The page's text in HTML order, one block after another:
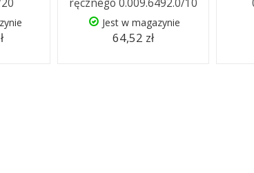
ręcznego 0.009.6492.0/10
Jest w magazynie
64,52 zł